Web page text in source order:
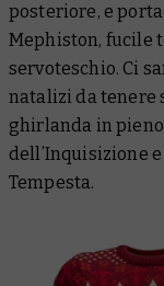
posteriore, e
Mephiston, fucile
servoteschio. Ci
natalizi da tenere
ghirlanda in
dell’Inquisizione
Tempesta.